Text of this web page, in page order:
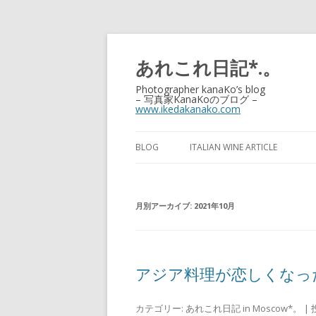
あれこれ日記*.。
Photographer kanaKo’s blog
– 写真家KanaKoのブログ –
www.ikedakanako.com
BLOG ITALIAN WINE ARTICLE
月別アーカイブ: 2021年10月
アジア料理が恋しくな
カテゴリー: あれこれ日記 in Moscow*。 |